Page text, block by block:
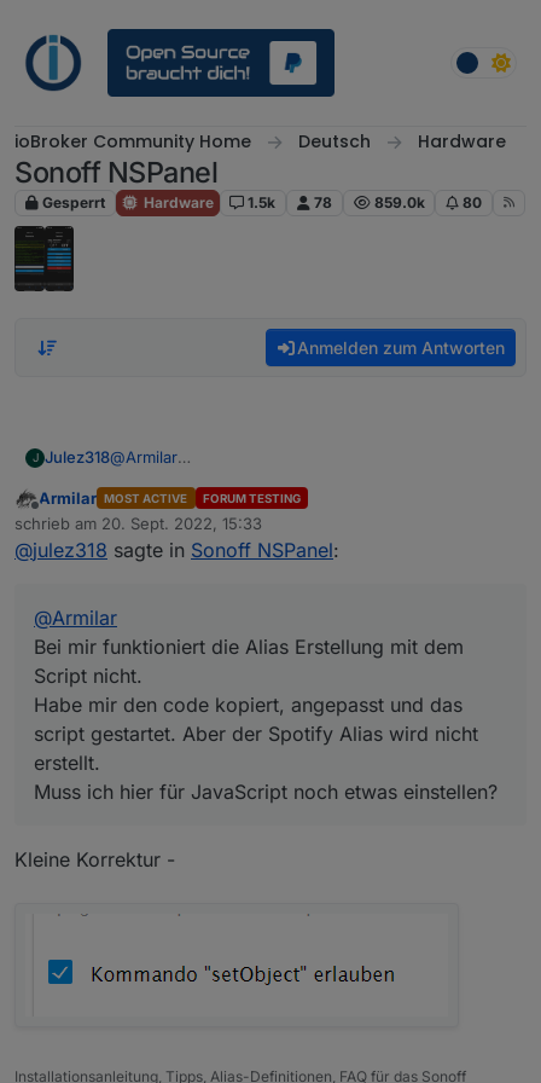
ioBroker Community Home Deutsch Hardware
Sonoff NSPanel
Gesperrt Hardware 1.5k 78 859.0k 80
Anmelden zum Antworten
J Julez318@Armilar
nicht.
Habe mir den code kopiert, angepasst und das script
gestartet. Aber der Spotify Alias wird nicht erstellt.
Offline
Armilar MOST ACTIVE FORUM TESTING
schrieb am 20. Sept. 2022, 15:33
zuletzt editiert von
@julez318 sagte in Sonoff NSPanel:
@Armilar
Bei mir funktioniert die Alias Erstellung mit dem
Script nicht.
Habe mir den code kopiert, angepasst und das
script gestartet. Aber der Spotify Alias wird nicht
erstellt.
Muss ich hier für JavaScript noch etwas einstellen?
Kleine Korrektur -
Installationsanleitung, Tipps, Alias-Definitionen, FAQ für das Sonoff